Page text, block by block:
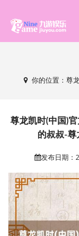
你的位置： 尊
尊龙凯时(中国)
的叔叔-尊
发布日期